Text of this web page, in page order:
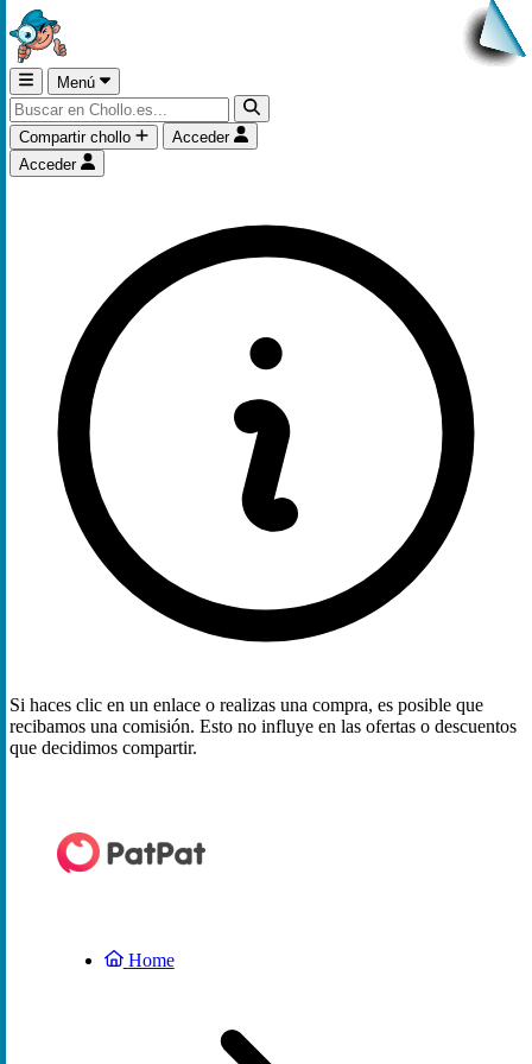
Menú
Compartir chollo
Acceder
Acceder
Si haces clic en un enlace o realizas una compra, es posible que
recibamos una comisión. Esto no influye en las ofertas o descuentos
que decidimos compartir.
Home